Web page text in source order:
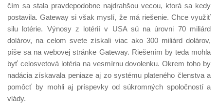
čím sa stala pravdepodobne najdrahšou vecou, ktorá sa kedy
postavila. Gateway si však myslí, že má riešenie. Chce využiť
silu lotérie. Výnosy z lotérií v USA sú na úrovni 70 miliárd
dolárov, na celom svete získali viac ako 300 miliárd dolárov,
píše sa na webovej stránke Gateway. Riešením by teda mohla
byť celosvetová lotéria na vesmírnu dovolenku. Okrem toho by
nadácia získavala peniaze aj zo systému plateného členstva a
pomôcť by mohli aj príspevky od súkromných spoločností a
vlády.